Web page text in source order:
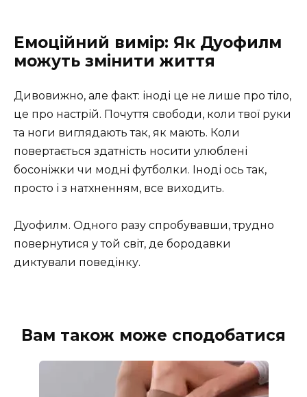
Емоційний вимір: Як Дуофилм
можуть змінити життя
Дивовижно, але факт: іноді це не лише про тіло,
це про настрій. Почуття свободи, коли твої руки
та ноги виглядають так, як мають. Коли
повертається здатність носити улюблені
босоніжки чи модні футболки. Іноді ось так,
просто і з натхненням, все виходить.
Дуофилм. Одного разу спробувавши, трудно
повернутися у той світ, де бородавки
диктували поведінку.
Вам також може сподобатися